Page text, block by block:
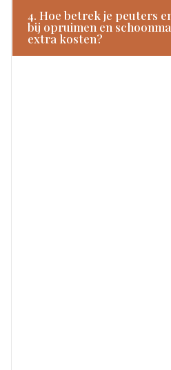
4. Hoe betrek je peuters
bij opruimen en
extra kosten?